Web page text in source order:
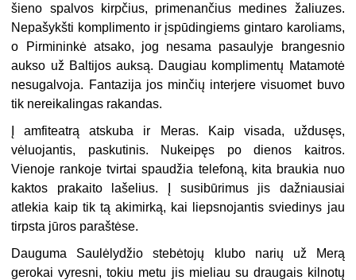
šieno spalvos kirpčius, primenančius medines žaliuzes.
Nepašykšti komplimento ir įspūdingiems gintaro karoliams,
o Pirmininkė atsako, jog nesama pasaulyje brangesnio
aukso už Baltijos auksą. Daugiau komplimentų Matamotė
nesugalvoja. Fantazija jos minčių interjere visuomet buvo
tik nereikalingas rakandas.
Į amfiteatrą atskuba ir Meras. Kaip visada, uždusęs,
vėluojantis, paskutinis. Nukeipęs po dienos kaitros.
Vienoje rankoje tvirtai spaudžia telefoną, kita braukia nuo
kaktos prakaito lašelius. Į susibūrimus jis dažniausiai
atlekia kaip tik tą akimirką, kai liepsnojantis sviedinys jau
tirpsta jūros paraštėse.
Dauguma Saulėlydžio stebėtojų klubo narių už Merą
gerokai vyresni, tokiu metu jis mieliau su draugais kilnotų